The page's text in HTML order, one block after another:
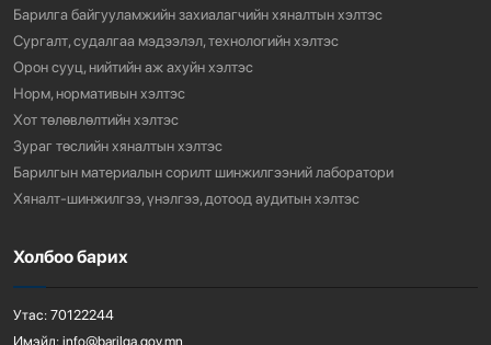
Барилга байгууламжийн захиалагчийн хяналтын хэлтэс
Сургалт, судалгаа мэдээлэл, технологийн хэлтэс
Орон сууц, нийтийн аж ахуйн хэлтэс
Норм, нормативын хэлтэс
Хот төлөвлөлтийн хэлтэс
Зураг төслийн хяналтын хэлтэс
Барилгын материалын сорилт шинжилгээний лаборатори
Хяналт-шинжилгээ, үнэлгээ, дотоод аудитын хэлтэс
Холбоо барих
Утас: 70122244
Имэйл: info@barilga.gov.mn